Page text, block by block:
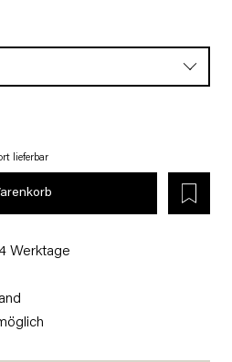
lieferbar
Werktage